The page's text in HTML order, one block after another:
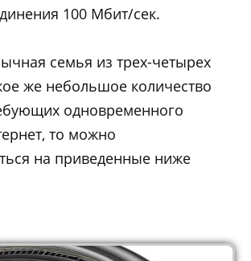
100 Мбит/сек.
семья из трех-четырех
же небольшое количество
одновременного
то можно
на приведенные ниже